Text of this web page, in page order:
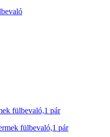
fülbevaló,1 pár